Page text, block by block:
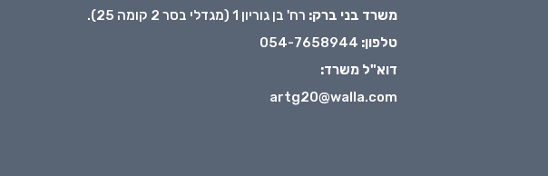
משרד בני ברק: רח' בן גוריון 1 (מגדלי בסר 2 קומה 25).
טלפון: 054-7658944
דוא"ל משרד:
artg20@walla.com